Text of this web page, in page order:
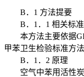
B．1 方法提要
B．1．1 相关标准
本方法主要依据
甲苯卫生检验标准方
B．1．2 原理
空气中苯用活性炭